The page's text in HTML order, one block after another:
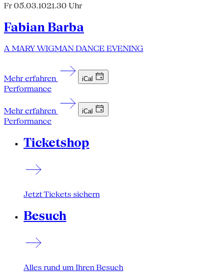
Fr 05.03.1021.30 Uhr
Fabian Barba
A MARY WIGMAN DANCE EVENING
Mehr erfahren iCal
Performance
Mehr erfahren iCal
Performance
Ticketshop
Jetzt Tickets sichern
Besuch
Alles rund um Ihren Besuch